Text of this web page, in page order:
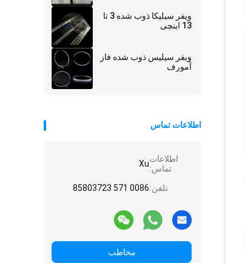
ویفر سیلیکا ذوب شده 3 تا
13 اینچی
ویفر سیلیس ذوب شده فاز
آمورف
اطلاعات تماس
اطلاعات
تماس:Xu
تلفن:0086 571 85803723
مخاطب